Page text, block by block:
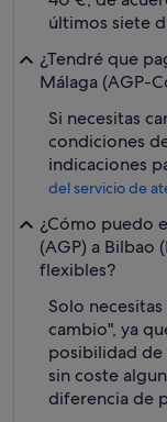
últimos siete
¿Tendré que
Málaga (AGP-
Si necesitas
condiciones
indicaciones
del servicio de
¿Cómo puedo
(AGP) a Bilbao
flexibles?
Solo
cambio", ya
posibilidad de
sin coste
diferencia de